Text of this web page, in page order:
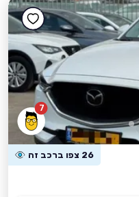
7
26 צפו ברכב זה